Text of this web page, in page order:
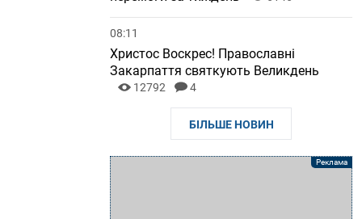
08:11
Христос Воскрес! Православні
Закарпаття святкують Великдень
12792 4
БІЛЬШЕ НОВИН